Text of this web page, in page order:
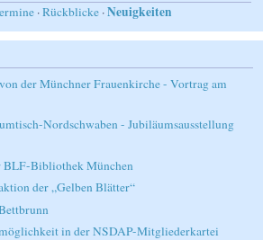
·Rückblicke ·Neuigkeiten
der Münchner Frauenkirche - Vortrag am
Nordschwaben - Jubiläumsausstellung
BLF-Bibliothek München
der „Gelben Blätter“
in der NSDAP-Mitgliederkartei